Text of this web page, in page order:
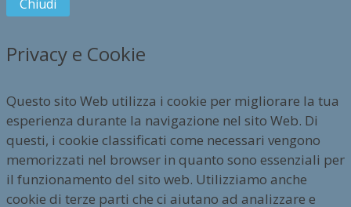
Chiudi
Privacy e Cookie
Questo sito Web utilizza i cookie per migliorare la tua
esperienza durante la navigazione nel sito Web. Di
questi, i cookie classificati come necessari vengono
memorizzati nel browser in quanto sono essenziali per
il funzionamento del sito web. Utilizziamo anche
cookie di terze parti che ci aiutano ad analizzare e